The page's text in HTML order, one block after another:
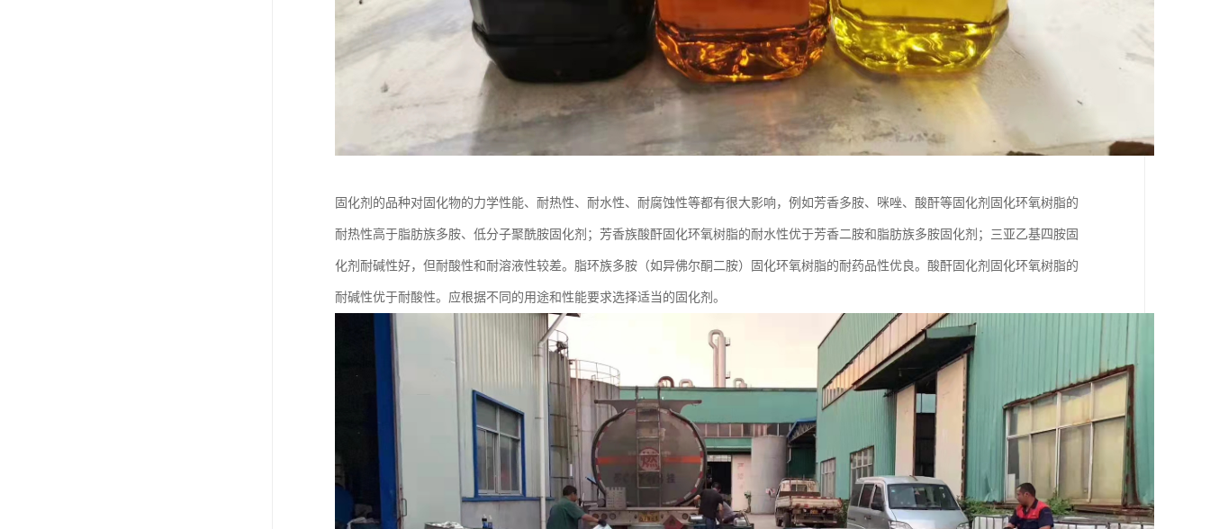
固化剂的品种对固化物的力学性能、耐热性、耐水性、耐腐蚀性等都有很大影响，例如芳香多胺、咪唑、酸酐等固化剂固化环氧树脂的
耐热性高于脂肪族多胺、低分子聚酰胺固化剂；芳香族酸酐固化环氧树脂的耐水性优于芳香二胺和脂肪族多胺固化剂；三亚乙基四胺固
化剂耐碱性好，但耐酸性和耐溶液性较差。脂环族多胺（如异佛尔酮二胺）固化环氧树脂的耐药品性优良。酸酐固化剂固化环氧树脂的
耐碱性优于耐酸性。应根据不同的用途和性能要求选择适当的固化剂。